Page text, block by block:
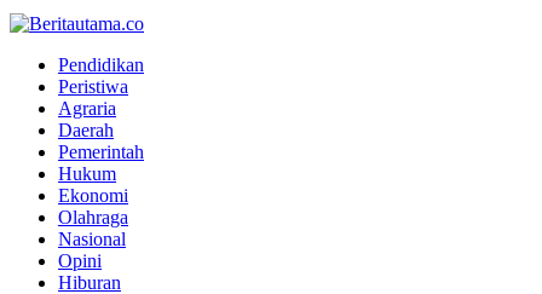
Pendidikan
Peristiwa
Agraria
Daerah
Pemerintah
Hukum
Ekonomi
Olahraga
Nasional
Opini
Hiburan